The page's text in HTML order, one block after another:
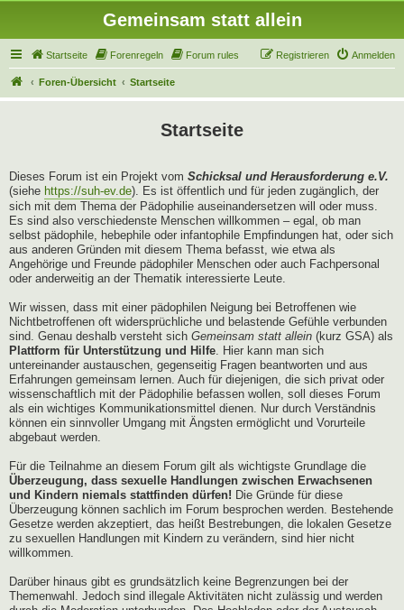
Gemeinsam statt allein
Startseite Forenregeln Forum rules Anmelden
Registrieren
Foren-Übersicht Startseite
Startseite
Dieses Forum ist ein Projekt vom Schicksal und Herausforderung e.V.
(siehe https://suh-ev.de). Es ist öffentlich und für jeden zugänglich, der
sich mit dem Thema der Pädophilie auseinandersetzen will oder muss.
Es sind also verschiedenste Menschen willkommen – egal, ob man
selbst pädophile, hebephile oder infantophile Empfindungen hat, oder sich
aus anderen Gründen mit diesem Thema befasst, wie etwa als
Angehörige und Freunde pädophiler Menschen oder auch Fachpersonal
oder anderweitig an der Thematik interessierte Leute.
Wir wissen, dass mit einer pädophilen Neigung bei Betroffenen wie
Nichtbetroffenen oft widersprüchliche und belastende Gefühle verbunden
sind. Genau deshalb versteht sich Gemeinsam statt allein (kurz GSA) als
Plattform für Unterstützung und Hilfe. Hier kann man sich
untereinander austauschen, gegenseitig Fragen beantworten und aus
Erfahrungen gemeinsam lernen. Auch für diejenigen, die sich privat oder
wissenschaftlich mit der Pädophilie befassen wollen, soll dieses Forum
als ein wichtiges Kommunikationsmittel dienen. Nur durch Verständnis
können ein sinnvoller Umgang mit Ängsten ermöglicht und Vorurteile
abgebaut werden.
Für die Teilnahme an diesem Forum gilt als wichtigste Grundlage die
Überzeugung, dass sexuelle Handlungen zwischen Erwachsenen
und Kindern niemals stattfinden dürfen! Die Gründe für diese
Überzeugung können sachlich im Forum besprochen werden. Bestehende
Gesetze werden akzeptiert, das heißt Bestrebungen, die lokalen Gesetze
zu sexuellen Handlungen mit Kindern zu verändern, sind hier nicht
willkommen.
Darüber hinaus gibt es grundsätzlich keine Begrenzungen bei der
Themenwahl. Jedoch sind illegale Aktivitäten nicht zulässig und werden